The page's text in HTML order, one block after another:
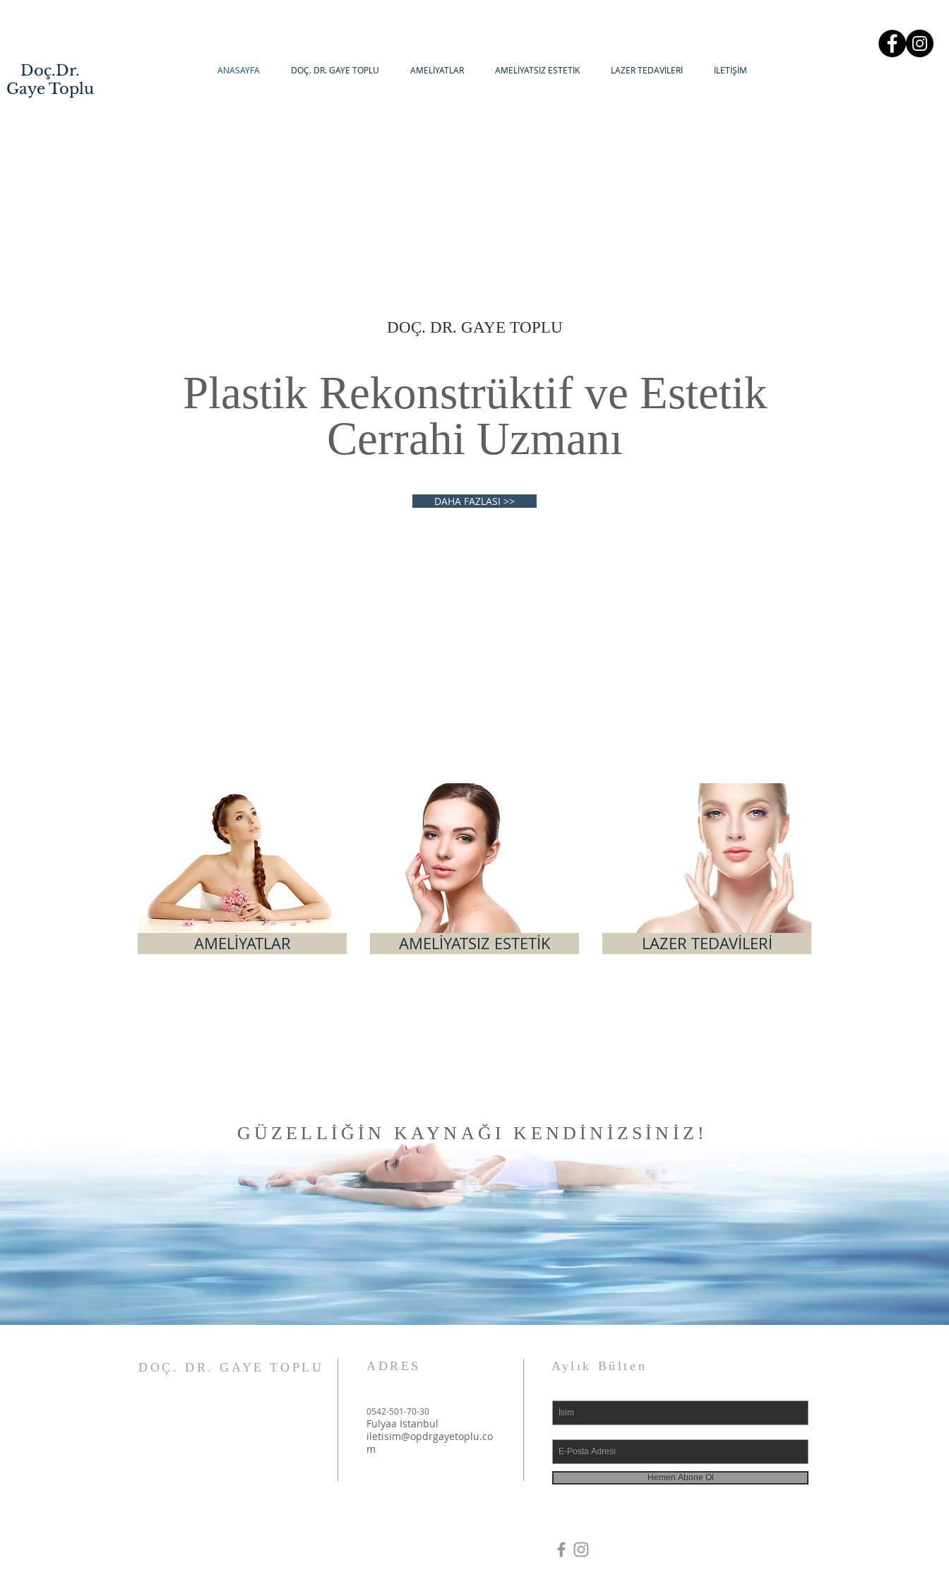
Doç.Dr.
Gaye Toplu
ANASAYFA DOÇ. DR. GAYE TOPLU AMELİYATLAR AMELİYATSIZ ESTETİK LAZER TEDAVİLERİ İLETİŞİM
Plastik Rekonstrüktif ve Estetik
Cerrahi Uzmanı
DAHA FAZLASI >>
DOÇ. DR. GAYE TOPLU
AMELİYATLAR AMELİYATSIZ ESTETİK LAZER TEDAVİLERİ
GÜZELLİĞİN KAYNAĞI KENDİNİZSİNİZ!
DOÇ. DR. GAYE TOPLU ADRES
0542-501-70-30
Fulyaa İstanbul
iletisim@opdrgayetoplu.co
m
Aylık Bülten
Hemen Abone Ol